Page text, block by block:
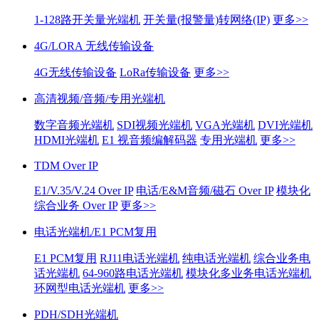
1-128路开关量光端机 开关量(报警量)转网络(IP) 更多>>
4G/LORA 无线传输设备
4G无线传输设备 LoRa传输设备 更多>>
高清视频/音频/专用光端机
数字音频光端机 SDI视频光端机 VGA光端机 DVI光端机
HDMI光端机 E1 视音频编解码器 专用光端机 更多>>
TDM Over IP
E1/V.35/V.24 Over IP 电话/E&M音频/磁石 Over IP 模块化
综合业务 Over IP 更多>>
电话光端机/E1 PCM复用
E1 PCM复用 RJ11电话光端机 纯电话光端机 综合业务电
话光端机 64-960路电话光端机 模块化多业务电话光端机
环网型电话光端机 更多>>
PDH/SDH光端机